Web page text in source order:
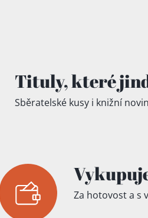
Tituly,které
Sběratelské kusy i knižní
Za hotovost a s